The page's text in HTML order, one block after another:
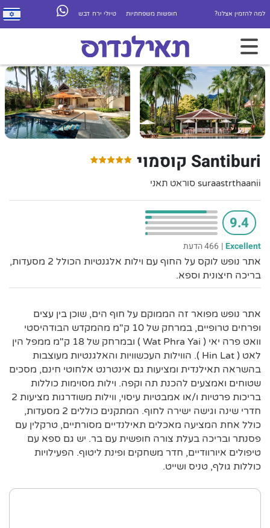
למה להזמין אצלנו? חופשות משפחתיות טיולי ירח דבש
Santiburi קוסמוי
suraastrthaanii סוראט תאני
9.4
Excellent
| 466 הדעת
אתר נופש לוקס על החוף עם וילות אלגנטיות הכולל 2 מסעדות,
בריכה חיצונית וספא.
אתר נופש מפואר זה הממוקם על חוף הים, שוכן בין עצים
ופרחים טרופיים, במרחק של 10 ק"מ מהמקדש הבודהיסטי
וואט פרה יאי ( Wat Phra Yai ) ובמרחק של 18 ק"מ ממפל הין
לאט ( Hin Lat ). הווילות העכשוויות והאלגנטיות מעוצבות
בהשראה תאילנדית ומציעות גם אינטרנט אלחוטי חינם, מסכים
שטוחים ואמצעים להכנת תה וקפה. וילות מסוימות כוללות
בריכות פרטיות ו/או אמבטיות עיסוי, ווילות משודרגות מציעות 2
חדרי שינה וגישה ישירה לחוף. המתקנים כוללים 2 מסעדות,
כולל אחת המציעה מאכלים תאילנדיים מסורתיים, טרקלין עם
פסנתר ובריכה בעלת צורה חופשית עם בר. יש גם ספא עם
טיפולים איורוודיים, חדר משחקים ופינת ליטוף. הפעילויות
כוללות גולף, טניס ושייט.